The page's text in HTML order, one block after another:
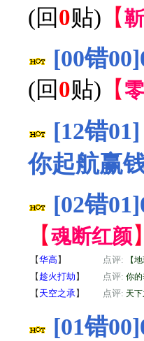
(回0贴) 【
[00错
(回0贴) 【
[12错
你起航赢
[02错
【魂断红颜】
【华高】 点评: 【
【 趁火打劫 】 点评: 你
【 天空之承 】 点评: 天
[01错